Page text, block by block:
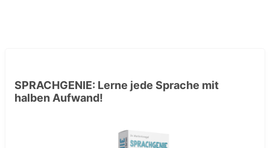
SPRACHGENIE: Lerne jede Sprache mit
halben Aufwand!